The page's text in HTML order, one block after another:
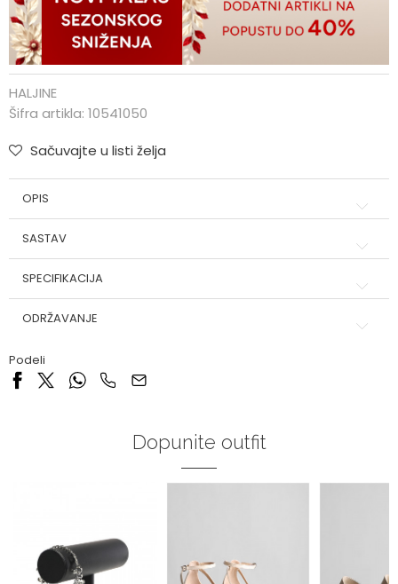
HALJINE
Šifra artikla: 10541050
Sačuvajte u listi želja
OPIS
SASTAV
SPECIFIKACIJA
ODRŽAVANJE
Podeli
Dopunite outfit